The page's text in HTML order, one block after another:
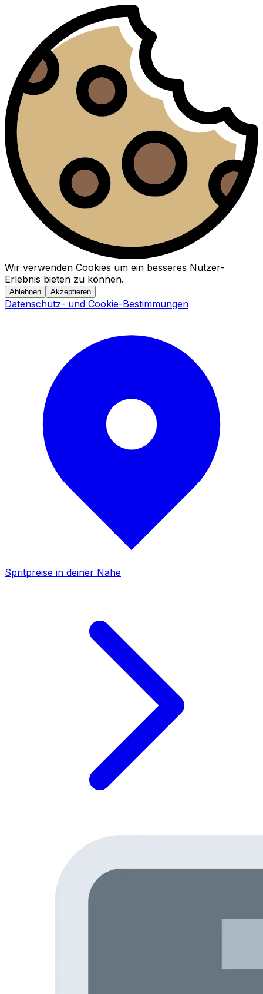
Wir verwenden Cookies um ein besseres Nutzer-
Erlebnis bieten zu können.
Ablehnen Akzeptieren
Datenschutz- und Cookie-Bestimmungen
Spritpreise in deiner Nähe